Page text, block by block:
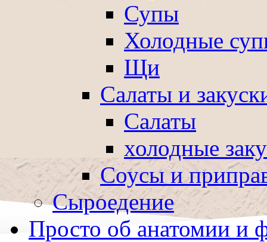
Супы
Холодные
Щи
Салаты и
Салаты
холодные
Соусы и
Сыроедение
Просто об анатомии и